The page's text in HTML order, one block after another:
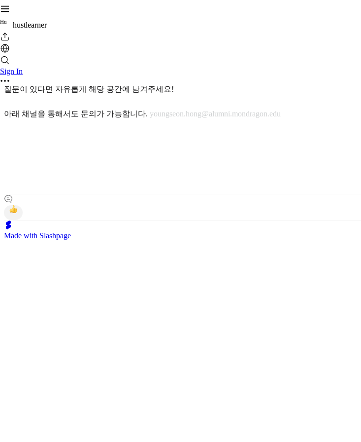
Hu hustlearner
Sign In
질문이 있다면 자유롭게 해당 공간에 남겨주세요!
아래 채널을 통해서도 문의가 가능합니다. youngseon.hong@alumni.mondragon.edu
Made with Slashpage